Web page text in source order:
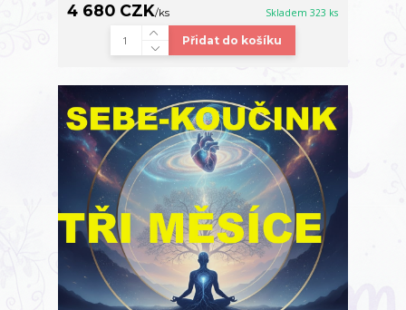
4 680 CZK/ks Skladem 323 ks
Přidat do košíku